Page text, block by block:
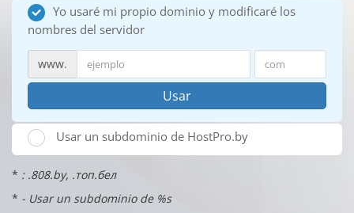
Yo usaré mi propio dominio y modificaré los
nombres del servidor
www.
Usar
Usar un subdominio de HostPro.by
* : .808.by, .топ.бел
* - Usar un subdominio de %s